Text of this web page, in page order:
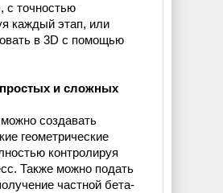
с точностью
каждый этап, или
в 3D с помощью
и сложных
создавать
геометрические
контролируя
Также можно подать
частной бета-